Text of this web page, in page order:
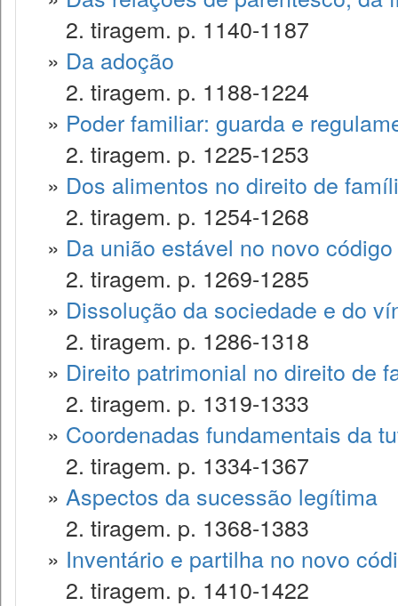
2. tiragem. p. 1140-1187
» Da adoção
2. tiragem. p. 1188-1224
» Poder familiar: guarda e
2. tiragem. p. 1225-1253
» Dos alimentos no direito de
2. tiragem. p. 1254-1268
» Da união estável no novo
2. tiragem. p. 1269-1285
» Dissolução da sociedade e do
2. tiragem. p. 1286-1318
» Direito patrimonial no direito de
2. tiragem. p. 1319-1333
» Coordenadas fundamentais da
2. tiragem. p. 1334-1367
» Aspectos da sucessão legítima
2. tiragem. p. 1368-1383
» Inventário e partilha no novo
2. tiragem. p. 1410-1422